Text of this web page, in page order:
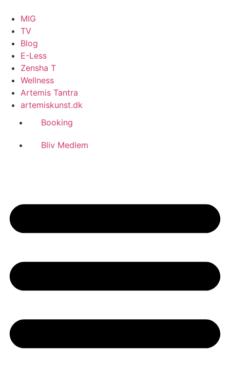
indhold
MIG
TV
Blog
E-Less
Zensha T
Wellness
Artemis Tantra
artemiskunst.dk
Booking
Bliv Medlem